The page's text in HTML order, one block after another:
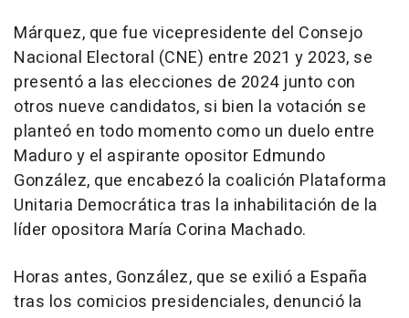
Márquez, que fue vicepresidente del Consejo
Nacional Electoral (CNE) entre 2021 y 2023, se
presentó a las elecciones de 2024 junto con
otros nueve candidatos, si bien la votación se
planteó en todo momento como un duelo entre
Maduro y el aspirante opositor Edmundo
González, que encabezó la coalición Plataforma
Unitaria Democrática tras la inhabilitación de la
líder opositora María Corina Machado.
Horas antes, González, que se exilió a España
tras los comicios presidenciales, denunció la